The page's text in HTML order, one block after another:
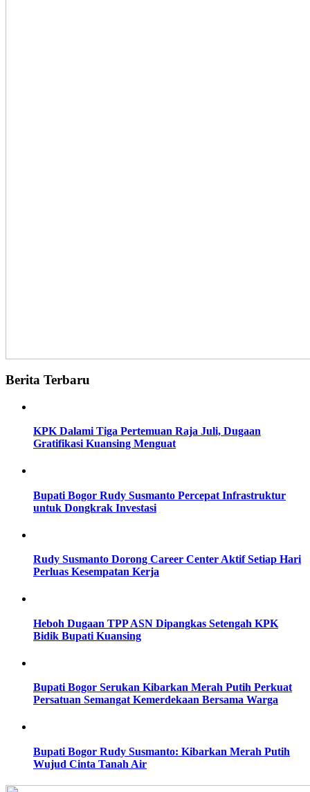
Berita Terbaru
KPK Dalami Tiga Pertemuan Raja Juli, Dugaan
Gratifikasi Kuansing Menguat
Bupati Bogor Rudy Susmanto Percepat Infrastruktur
untuk Dongkrak Investasi
Rudy Susmanto Dorong Career Center Aktif Setiap Hari
Perluas Kesempatan Kerja
Heboh Dugaan TPP ASN Dipangkas Setengah KPK
Bidik Bupati Kuansing
Bupati Bogor Serukan Kibarkan Merah Putih Perkuat
Persatuan Semangat Kemerdekaan Bersama Warga
Bupati Bogor Rudy Susmanto: Kibarkan Merah Putih
Wujud Cinta Tanah Air